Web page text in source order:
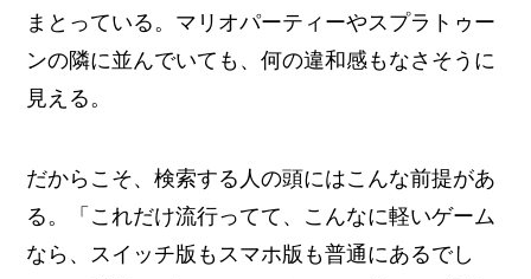
まとっている。マリオパーティーやスプラトゥー
ンの隣に並んでいても、何の違和感もなさそうに
見える。
だからこそ、検索する人の頭にはこんな前提があ
る。「これだけ流行ってて、こんなに軽いゲーム
なら、スイッチ版もスマホ版も普通にあるでし